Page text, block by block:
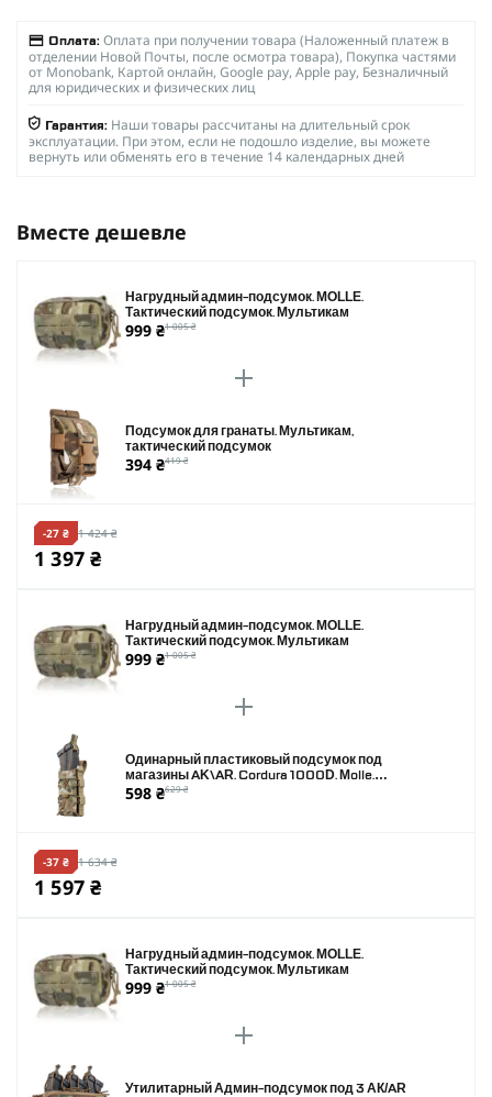
Оплата: Оплата при получении товара (Наложенный платеж в
отделении Новой Почты, после осмотра товара), Покупка частями
от Monobank, Картой онлайн, Google pay, Apple pay, Безналичный
для юридических и физических лиц
Гарантия: Наши товары рассчитаны на длительный срок
эксплуатации. При этом, если не подошло изделие, вы можете
вернуть или обменять его в течение 14 календарных дней
Вместе дешевле
Нагрудный админ-подсумок. MOLLE.
Тактический подсумок. Мультикам
999 ₴1 005 ₴
Подсумок для гранаты. Мультикам,
тактический подсумок
394 ₴419 ₴
-27 ₴ 1 424 ₴
1 397 ₴
Нагрудный админ-подсумок. MOLLE.
Тактический подсумок. Мультикам
999 ₴1 005 ₴
Одинарный пластиковый подсумок под
магазины AK\AR. Cordura 1000D. Molle.
Мультикам
598 ₴629 ₴
-37 ₴ 1 634 ₴
1 597 ₴
Нагрудный админ-подсумок. MOLLE.
Тактический подсумок. Мультикам
999 ₴1 005 ₴
Утилитарный Админ-подсумок под 3 АК/AR